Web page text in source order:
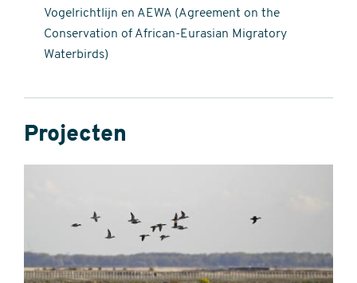
Vogelrichtlijn en AEWA (Agreement on the
Conservation of African-Eurasian Migratory
Waterbirds)
Projecten